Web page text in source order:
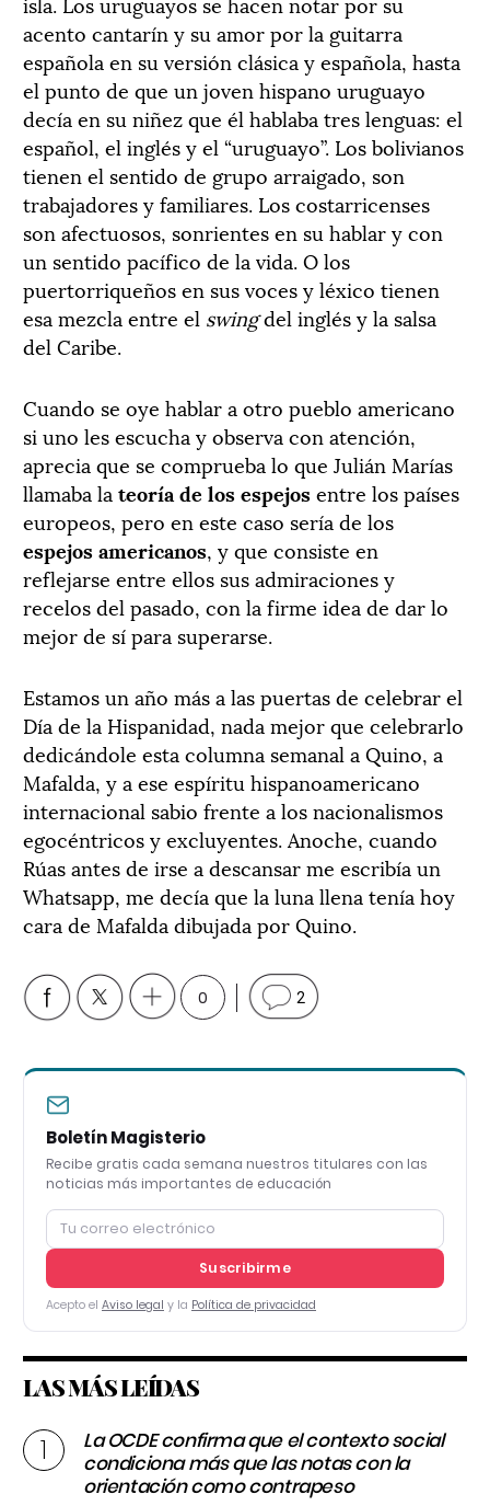
acento cantarín y su amor por la guitarra
española en su versión clásica y española, hasta
el punto de que un joven hispano uruguayo
decía en su niñez que él hablaba tres lenguas: el
español, el inglés y el “uruguayo”. Los bolivianos
tienen el sentido de grupo arraigado, son
trabajadores y familiares. Los costarricenses
son afectuosos, sonrientes en su hablar y con
un sentido pacífico de la vida. O los
puertorriqueños en sus voces y léxico tienen
esa mezcla entre el swingdel inglés y la salsa
del Caribe.
Cuando se oye hablar a otro pueblo americano
si uno les escucha y observa con atención,
aprecia que se comprueba lo que Julián Marías
llamaba la teoría de los espejosentre los países
europeos, pero en este caso sería de los
espejos americanos, y que consiste en
reflejarse entre ellos sus admiraciones y
recelos del pasado, con la firme idea de dar lo
mejor de sí para superarse.
Estamos un año más a las puertas de celebrar el
Día de la Hispanidad, nada mejor que celebrarlo
dedicándole esta columna semanal a Quino, a
Mafalda, y a ese espíritu hispanoamericano
internacional sabio frente a los nacionalismos
egocéntricos y excluyentes. Anoche, cuando
Rúas antes de irse a descansar me escribía un
Whatsapp, me decía que la luna llena tenía hoy
cara de Mafalda dibujada por Quino.
0 2
Boletín Magisterio
Recibe gratis cada semana nuestros titulares con las
noticias más importantes de educación
Suscribirme
Acepto el Aviso legal y la Política de privacidad
LAS MÁS LEÍDAS
La OCDE confirma que el contexto social
condiciona más que las notas con la
orientación como contrapeso